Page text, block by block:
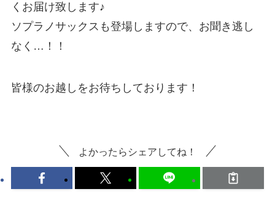
くお届け致します♪
ソプラノサックスも登場しますので、お聞き逃し
なく…！！
皆様のお越しをお待ちしております！
よかったらシェアしてね！